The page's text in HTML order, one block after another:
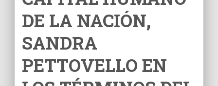
DE LA NACIÓN,
SANDRA
PETTOVELLO EN